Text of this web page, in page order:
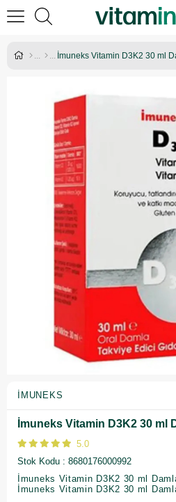
İmuneks Vitamin D3K2 30 ml
İMUNEKS
İmuneks Vitamin D3K2 30 ml
5.0
Stok Kodu
8680176000992
İmuneks Vitamin D3K2 30 ml
İmuneks Vitamin D3K2 30 ml